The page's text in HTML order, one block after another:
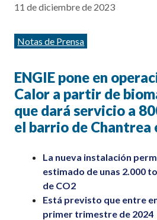
11 de diciembre de 2023
Categorías
Notas de Prensa
ENGIE pone en
Calor a partir de
que dará servicio a
el barrio de Chantrea
La nueva instalación
estimado de unas 2.000
de CO2
Está previsto que entre
primer trimestre de 2024